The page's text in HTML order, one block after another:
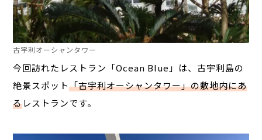
古宇利オーシャンタワー
今回訪れたレストラン「Ocean Blue」は、古宇利島の
絶景スポット「古宇利オーシャンタワー」の敷地内にあ
るレストランです。